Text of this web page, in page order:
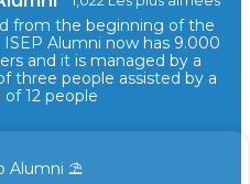
from the beginning of the
ISEP Alumni now has 9.000
and it is managed by a
three people assisted by a
of 12 people
Alumni ⛱️